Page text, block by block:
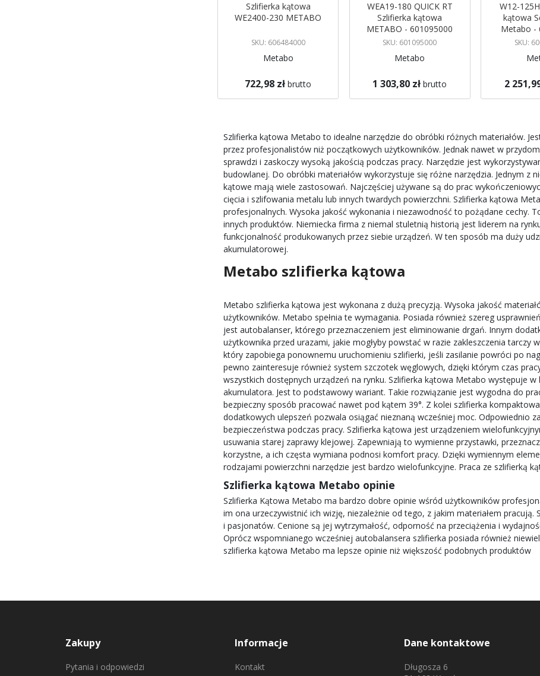
Szlifierka kątowa
WE2400-230 METABO
SKU: 606484000
Metabo
722,98 zł brutto
WEA19-180 QUICK RT
Szlifierka kątowa
METABO - 601095000
SKU: 601095000
Metabo
1 303,80 zł brutto
Brak w magazynie
W12-
kątowa
Metabo -
SKU:
2
Brak w
Szlifierka kątowa Metabo to idealne narzędzie do obróbki różnych materiałów.
przez profesjonalistów niż początkowych użytkowników. Jednak nawet w
sprawdzi i zaskoczy wysoką jakością podczas pracy. Narzędzie jest
budowlanej. Do obróbki materiałów wykorzystuje się różne narzędzia. Jednym z
kątowe mają wiele zastosowań. Najczęściej używane są do prac
cięcia i szlifowania metalu lub innych twardych powierzchni. Szlifierka kątowa
profesjonalnych. Wysoka jakość wykonania i niezawodność to pożądane cechy.
innych produktów. Niemiecka firma z niemal stuletnią historią jest liderem na
funkcjonalność produkowanych przez siebie urządzeń. W ten sposób ma duży
akumulatorowej.
Metabo szlifierka kątowa
Metabo szlifierka kątowa jest wykonana z dużą precyzją. Wysoka jakość
użytkowników. Metabo spełnia te wymagania. Posiada również szereg
jest autobalanser, którego przeznaczeniem jest eliminowanie drgań. Innym
użytkownika przed urazami, jakie mogłyby powstać w razie zakleszczenia tarczy
który zapobiega ponownemu uruchomieniu szlifierki, jeśli zasilanie powróci po
pewno zainteresuje również system szczotek węglowych, dzięki którym czas
wszystkich dostępnych urządzeń na rynku. Szlifierka kątowa Metabo występuje
akumulatora. Jest to podstawowy wariant. Takie rozwiązanie jest wygodna do
bezpieczny sposób pracować nawet pod kątem 39°. Z kolei szlifierka
dodatkowych ulepszeń pozwala osiągać nieznaną wcześniej moc. Odpowiednio
bezpieczeństwa podczas pracy. Szlifierka kątowa jest urządzeniem
usuwania starej zaprawy klejowej. Zapewniają to wymienne przystawki,
korzystne, a ich częsta wymiana podnosi komfort pracy. Dzięki wymiennym
rodzajami powierzchni narzędzie jest bardzo wielofunkcyjne. Praca ze szlifierką
Szlifierka kątowa Metabo opinie
Szlifierka Kątowa Metabo ma bardzo dobre opinie wśród użytkowników
im ona urzeczywistnić ich wizję, niezależnie od tego, z jakim materiałem
i pasjonatów. Cenione są jej wytrzymałość, odporność na przeciążenia i
Oprócz wspomnianego wcześniej autobalansera szlifierka posiada również
szlifierka kątowa Metabo ma lepsze opinie niż większość podobnych produktów
Zakupy
Pytania i odpowiedzi
Informacje
Kontakt
Dane kontaktowe
Długosza 6